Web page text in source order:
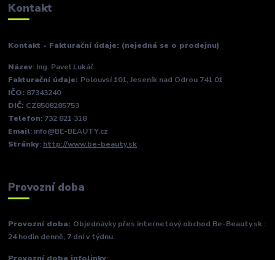
Kontakt
Kontakt - Fakturační údaje: (nejedná se o prodejnu)
Název: Ing. Pavel Lukáč
Fakturační údaje: Polouvsí 101, Jeseník nad Odrou 741 01
IČO: 87343240
DIČ: CZ8508285753
Telefon: 732 821 318
Email: info@BE-BEAUTY.cz
Stránky: http://www.be-beauty.sk
Provozní doba
Provozní doba: Objednávky přes internetový obchod Be-Beauty.sk :
24 hodin denně, 7 dní v týdnu.